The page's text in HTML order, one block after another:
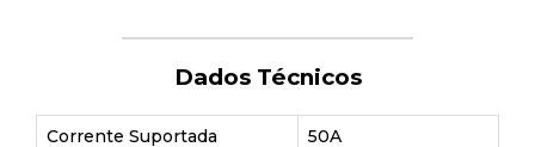
Dados Técnicos
Corrente Suportada
50A